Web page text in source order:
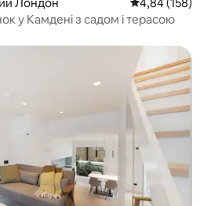
у Камдені з садом і терасою